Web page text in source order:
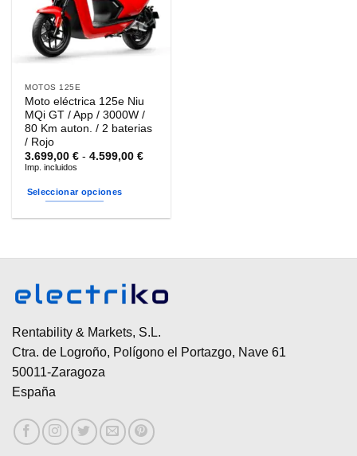
se
pueden
elegir
en
página
de
producto
MOTOS 125E
Moto eléctrica 125e Niu
MQi GT / App / 3000W /
80 Km auton. / 2 baterias
/ Rojo
3.699,00€ - 4.599,00€Rango
4.599,00 €
Imp. incluidos
Seleccionar opciones
múltiples
Las
se
pueden
en
la
de
producto
Rentability & Markets, S.L.
Ctra. de Logroño, Polígono el Portazgo, Nave 61
50011-Zaragoza
España